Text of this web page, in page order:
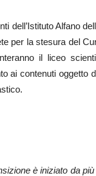
dell’Istituto Alfano
per la stesura del
il liceo
ai contenuti oggetto
è iniziato da